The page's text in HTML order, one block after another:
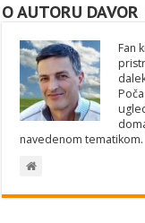
O AUTORU DAVOR
Fan
navedenom tematikom.